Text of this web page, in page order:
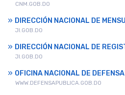
CNM.GOB.DO
DIRECCIÓN NACIONAL DE
JI.GOB.DO
DIRECCIÓN NACIONAL DE
JI.GOB.DO
OFICINA NACIONAL DE
WWW.DEFENSAPUBLICA.GOB.DO